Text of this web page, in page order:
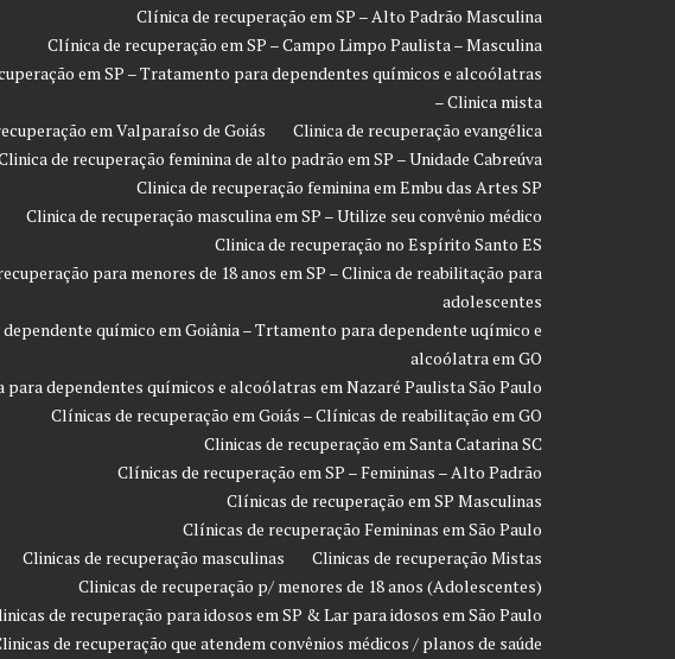
Clínica de recuperação em SP – Alto Padrão Masculina
Clínica de recuperação em SP – Campo Limpo Paulista – Masculina
em SP – Tratamento para dependentes químicos e alcoólatras
– Clinica mista
em Valparaíso de Goiás
Clinica de recuperação evangélica
de recuperação feminina de alto padrão em SP – Unidade Cabreúva
Clinica de recuperação feminina em Embu das Artes SP
Clinica de recuperação masculina em SP – Utilize seu convênio médico
Clinica de recuperação no Espírito Santo ES
para menores de 18 anos em SP – Clinica de reabilitação para
adolescentes
químico em Goiânia – Trtamento para dependente uqímico e
alcoólatra em GO
para dependentes químicos e alcoólatras em Nazaré Paulista São Paulo
Clínicas de recuperação em Goiás – Clínicas de reabilitação em GO
Clinicas de recuperação em Santa Catarina SC
Clínicas de recuperação em SP – Femininas – Alto Padrão
Clínicas de recuperação em SP Masculinas
Clínicas de recuperação Femininas em São Paulo
Clinicas de recuperação masculinas
Clinicas de recuperação Mistas
Clinicas de recuperação p/ menores de 18 anos (Adolescentes)
de recuperação para idosos em SP & Lar para idosos em São Paulo
de recuperação que atendem convênios médicos / planos de saúde